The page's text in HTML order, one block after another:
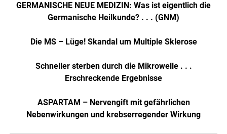
GERMANISCHE NEUE MEDIZIN: Was ist eigentlich die
Germanische Heilkunde? . . . (GNM)
Die MS – Lüge! Skandal um Multiple Sklerose
Schneller sterben durch die Mikrowelle . . .
Erschreckende Ergebnisse
ASPARTAM – Nervengift mit gefährlichen
Nebenwirkungen und krebserregender Wirkung